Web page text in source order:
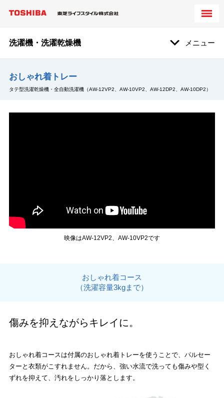
洗濯機・洗濯乾燥機 メニュー
おしゃれ着トレー
タテ型洗濯乾燥機・全自動洗濯機（AW-12VP2、AW-10VP2、AW-12DP2、AW-10DP2）
映像はAW-12VP2、AW-10VP2です
おしゃれ着コース
（洗濯容量3kgまで）
傷みを抑えながらキレイに。
おしゃれ着コースは付属のおしゃれ着トレーを使うことで、パルセー
ターと衣類がこすれません。だから、強い水流で洗っても傷みや型く
ずれを抑えて、汚れをしっかり落とします。